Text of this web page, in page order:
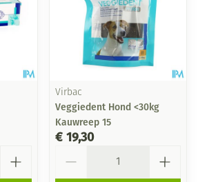
Virbac
Veggiedent Hond <30kg
Kauwreep 15
€ 19,30